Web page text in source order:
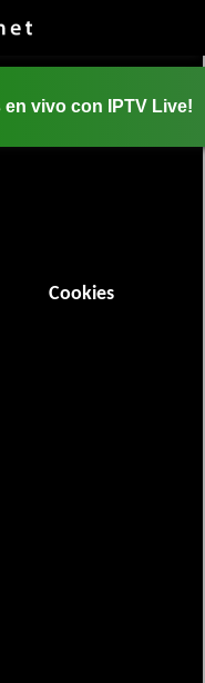
Cookies
vivo con IPTV Live!